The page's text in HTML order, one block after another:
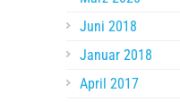
Juni 2018
Januar 2018
April 2017